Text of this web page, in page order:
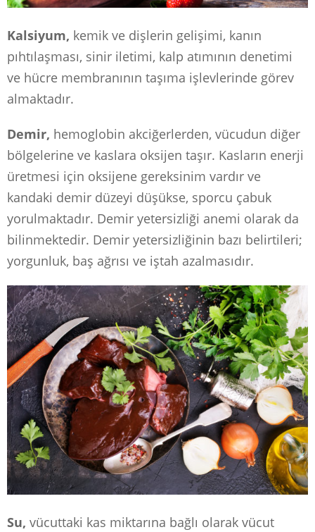
Kalsiyum, kemik ve dişlerin gelişimi, kanın
pıhtılaşması, sinir iletimi, kalp atımının denetimi
ve hücre membranının taşıma işlevlerinde görev
almaktadır.
Demir, hemoglobin akciğerlerden, vücudun diğer
bölgelerine ve kaslara oksijen taşır. Kasların enerji
üretmesi için oksijene gereksinim vardır ve
kandaki demir düzeyi düşükse, sporcu çabuk
yorulmaktadır. Demir yetersizliği anemi olarak da
bilinmektedir. Demir yetersizliğinin bazı belirtileri;
yorgunluk, baş ağrısı ve iştah azalmasıdır.
Su, vücuttaki kas miktarına bağlı olarak vücut